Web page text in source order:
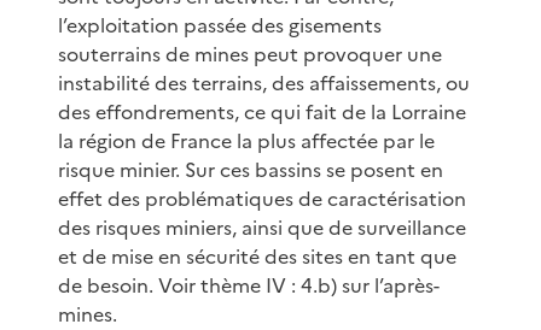
l’exploitation passée des gisements
souterrains de mines peut provoquer une
instabilité des terrains, des affaissements, ou
des effondrements, ce qui fait de la Lorraine
la région de France la plus affectée par le
risque minier. Sur ces bassins se posent en
effet des problématiques de caractérisation
des risques miniers, ainsi que de surveillance
et de mise en sécurité des sites en tant que
de besoin. Voir thème IV : 4.b) sur l’après-
mines.